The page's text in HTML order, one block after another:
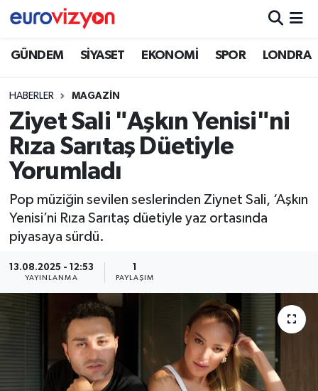
GÜNDEM SİYASET EKONOMİ SPOR LONDRA
HABERLER MAGAZİN
Ziyet Sali "Aşkın Yenisi"ni
Rıza Sarıtaş Düetiyle
Yorumladı
Pop müziğin sevilen seslerinden Ziynet Sali, ‘Aşkın
Yenisi’ni Rıza Sarıtaş düetiyle yaz ortasında
piyasaya sürdü.
13.08.2025 - 12:53
YAYINLANMA
1
PAYLAŞIM